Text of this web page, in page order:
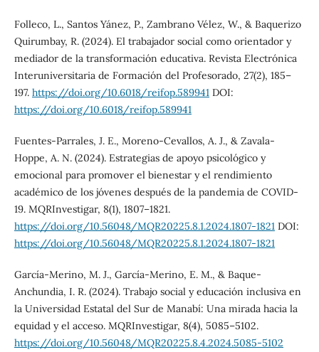
Folleco, L., Santos Yánez, P., Zambrano Vélez, W., & Baquerizo
Quirumbay, R. (2024). El trabajador social como orientador y
mediador de la transformación educativa. Revista Electrónica
Interuniversitaria de Formación del Profesorado, 27(2), 185–
197. https://doi.org/10.6018/reifop.589941DOI:
https://doi.org/10.6018/reifop.589941
Fuentes-Parrales, J. E., Moreno-Cevallos, A. J., & Zavala-
Hoppe, A. N. (2024). Estrategias de apoyo psicológico y
emocional para promover el bienestar y el rendimiento
académico de los jóvenes después de la pandemia de COVID-
19. MQRInvestigar, 8(1), 1807–1821.
https://doi.org/10.56048/MQR20225.8.1.2024.1807-1821DOI:
https://doi.org/10.56048/MQR20225.8.1.2024.1807-1821
García-Merino, M. J., García-Merino, E. M., & Baque-
Anchundia, I. R. (2024). Trabajo social y educación inclusiva en
la Universidad Estatal del Sur de Manabí: Una mirada hacia la
equidad y el acceso. MQRInvestigar, 8(4), 5085–5102.
https://doi.org/10.56048/MQR20225.8.4.2024.5085-5102